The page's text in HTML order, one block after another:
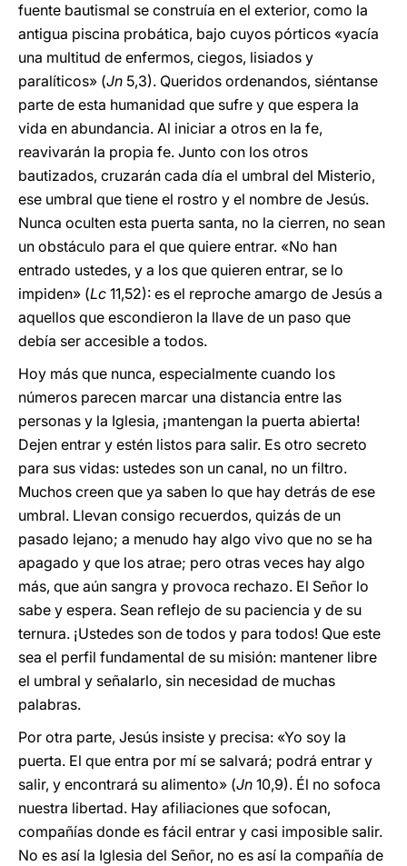
fuente bautismal se construía en el exterior, como la
antigua piscina probática, bajo cuyos pórticos «yacía
una multitud de enfermos, ciegos, lisiados y
paralíticos» (Jn 5,3). Queridos ordenandos, siéntanse
parte de esta humanidad que sufre y que espera la
vida en abundancia. Al iniciar a otros en la fe,
reavivarán la propia fe. Junto con los otros
bautizados, cruzarán cada día el umbral del Misterio,
ese umbral que tiene el rostro y el nombre de Jesús.
Nunca oculten esta puerta santa, no la cierren, no sean
un obstáculo para el que quiere entrar. «No han
entrado ustedes, y a los que quieren entrar, se lo
impiden» (Lc 11,52): es el reproche amargo de Jesús a
aquellos que escondieron la llave de un paso que
debía ser accesible a todos.
Hoy más que nunca, especialmente cuando los
números parecen marcar una distancia entre las
personas y la Iglesia, ¡mantengan la puerta abierta!
Dejen entrar y estén listos para salir. Es otro secreto
para sus vidas: ustedes son un canal, no un filtro.
Muchos creen que ya saben lo que hay detrás de ese
umbral. Llevan consigo recuerdos, quizás de un
pasado lejano; a menudo hay algo vivo que no se ha
apagado y que los atrae; pero otras veces hay algo
más, que aún sangra y provoca rechazo. El Señor lo
sabe y espera. Sean reflejo de su paciencia y de su
ternura. ¡Ustedes son de todos y para todos! Que este
sea el perfil fundamental de su misión: mantener libre
el umbral y señalarlo, sin necesidad de muchas
palabras.
Por otra parte, Jesús insiste y precisa: «Yo soy la
puerta. El que entra por mí se salvará; podrá entrar y
salir, y encontrará su alimento» (Jn 10,9). Él no sofoca
nuestra libertad. Hay afiliaciones que sofocan,
compañías donde es fácil entrar y casi imposible salir.
No es así la Iglesia del Señor, no es así la compañía de